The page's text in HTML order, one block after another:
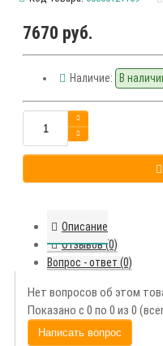
7670 руб.
Наличие: В
Описание
Отзывов (0)
Вопрос - ответ (0)
Нет вопросов об этом
Показано с 0 по 0 из 0
Написать вопрос